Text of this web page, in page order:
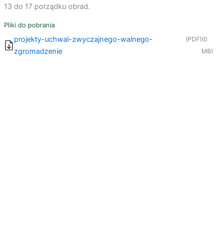
13 do 17 porządku obrad.
Pliki do pobrania
projekty-uchwal-zwyczajnego-walnego-
zgromadzenie
(PDF)(0
MB)